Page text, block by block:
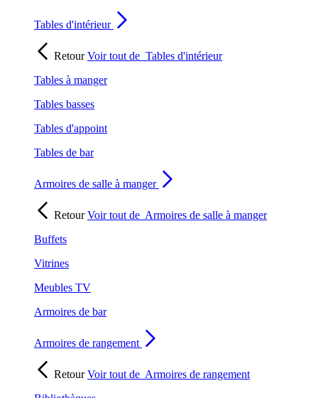
Tables d'intérieur
RetourVoir tout de Tables d'intérieur
Tables à manger
Tables basses
Tables d'appoint
Tables de bar
Armoires de salle à manger
RetourVoir tout de Armoires de salle à manger
Buffets
Vitrines
Meubles TV
Armoires de bar
Armoires de rangement
RetourVoir tout de Armoires de rangement